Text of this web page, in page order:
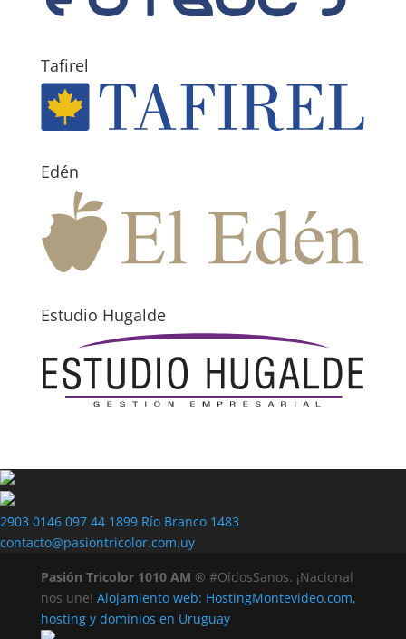
Tafirel
Edén
Estudio Hugalde
2903 0146 097 44 1899 Río Branco 1483
contacto@pasiontricolor.com.uy
Pasión Tricolor 1010 AM ® #OídosSanos. ¡Nacional
nos une! Alojamiento web: HostingMontevideo.com,
hosting y dominios en Uruguay